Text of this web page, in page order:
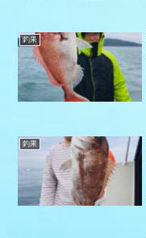
釣果
釣果